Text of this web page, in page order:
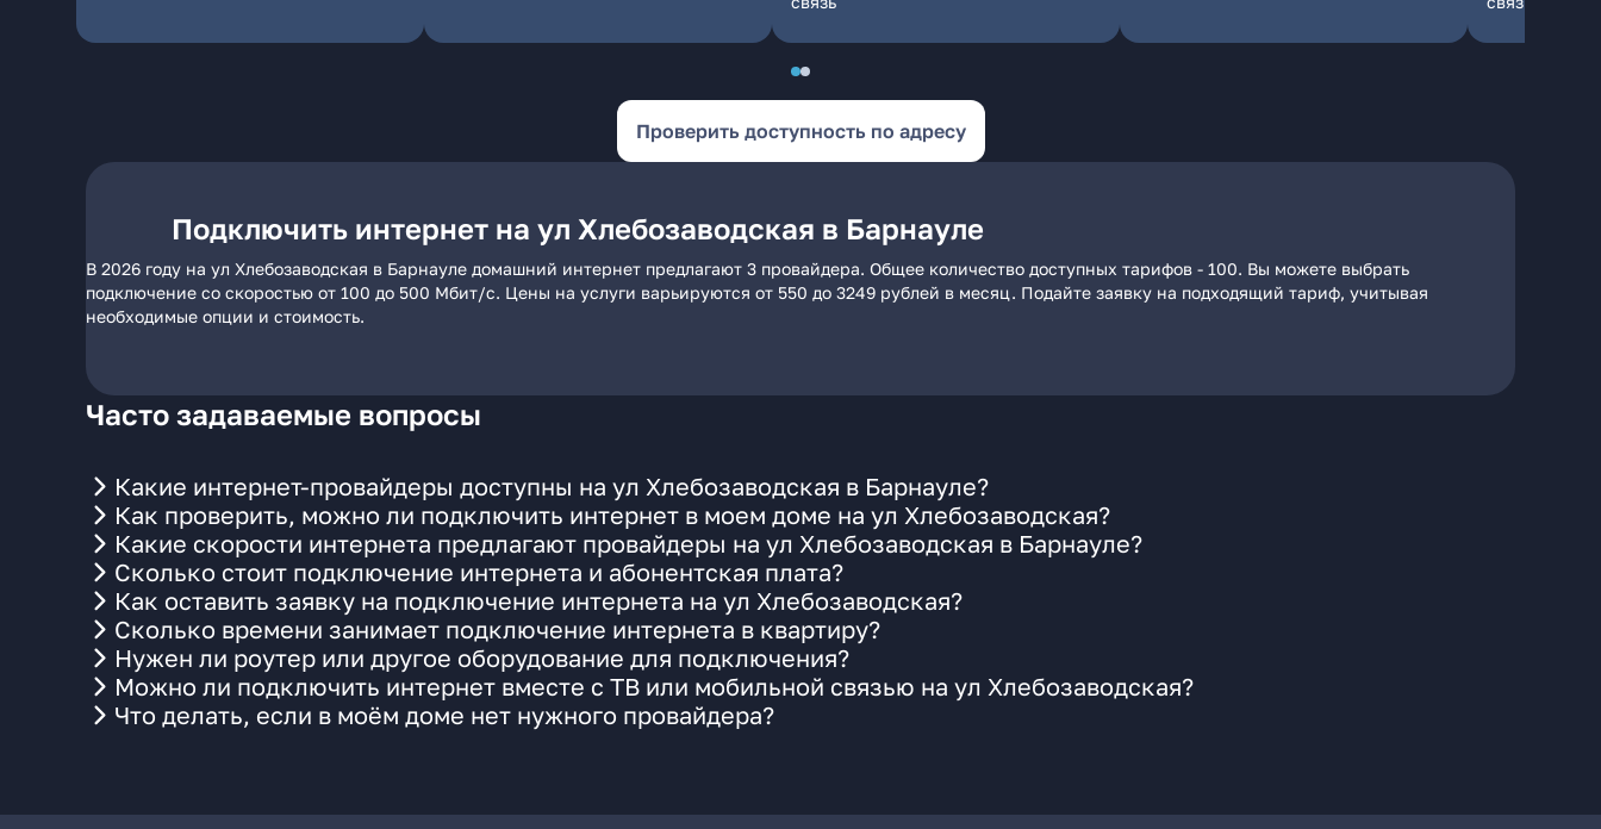
Проверить доступность по адресу
Подключить интернет на ул Хлебозаводская в Барнауле
В 2026 году на ул Хлебозаводская в Барнауле домашний интернет предлагают 3 провайдера. Общее количество доступных тарифов - 100. Вы можете выбрать
подключение со скоростью от 100 до 500 Мбит/с. Цены на услуги варьируются от 550 до 3249 рублей в месяц. Подайте заявку на подходящий тариф, учитывая
необходимые опции и стоимость.
Часто задаваемые вопросы
Какие интернет-провайдеры доступны на ул Хлебозаводская в Барнауле?
Как проверить, можно ли подключить интернет в моем доме на ул Хлебозаводская?
Какие скорости интернета предлагают провайдеры на ул Хлебозаводская в Барнауле?
Сколько стоит подключение интернета и абонентская плата?
Как оставить заявку на подключение интернета на ул Хлебозаводская?
Сколько времени занимает подключение интернета в квартиру?
Нужен ли роутер или другое оборудование для подключения?
Можно ли подключить интернет вместе с ТВ или мобильной связью на ул Хлебозаводская?
Что делать, если в моём доме нет нужного провайдера?